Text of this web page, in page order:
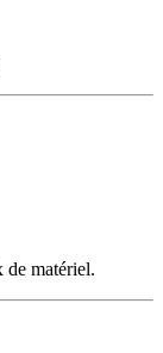
de matériel.